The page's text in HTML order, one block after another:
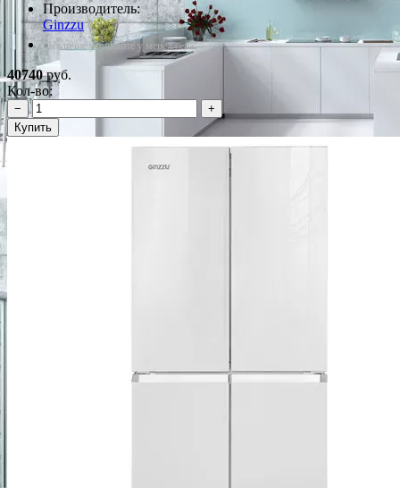
Производитель:
Ginzzu
*Наличие уточняйте у менеджера
40740руб.
Кол-во:
−
+
Купить